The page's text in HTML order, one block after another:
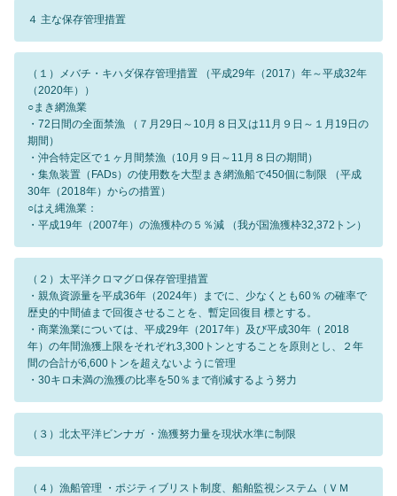
４ 主な保存管理措置
（１）メバチ・キハダ保存管理措置 （平成29年（2017）年～平成32年
（2020年））
○まき網漁業
・72日間の全面禁漁 （７月29日～10月８日又は11月９日～１月19日の
期間）
・沖合特定区で１ヶ月間禁漁（10月９日～11月８日の期間）
・集魚装置（FADs）の使用数を大型まき網漁船で450個に制限 （平成
30年（2018年）からの措置）
○はえ縄漁業：
・平成19年（2007年）の漁獲枠の５％減 （我が国漁獲枠32,372トン）
（２）太平洋クロマグロ保存管理措置
・親魚資源量を平成36年（2024年）までに、少なくとも60％ の確率で
歴史的中間値まで回復させることを、暫定回復目 標とする。
・商業漁業については、平成29年（2017年）及び平成30年（ 2018
年）の年間漁獲上限をそれぞれ3,300トンとすることを原則とし、２年
間の合計が6,600トンを超えないように管理
・30キロ未満の漁獲の比率を50％まで削減するよう努力
（３）北太平洋ビンナガ ・漁獲努力量を現状水準に制限
（４）漁船管理 ・ポジティブリスト制度、船舶監視システム（ＶＭ